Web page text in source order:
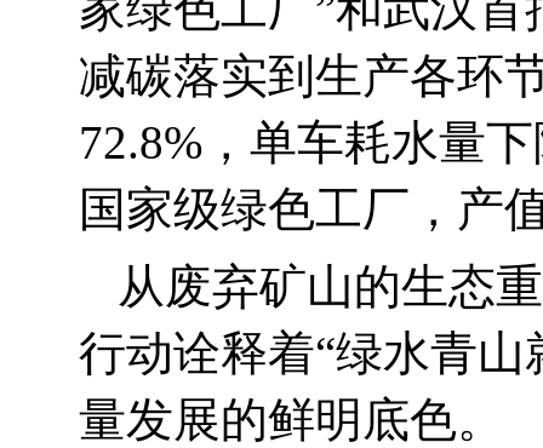
减碳落实到生产各环
72.8% ，单车耗水量
国家级绿色工厂，产
从废弃矿山的生态
行动诠释着“绿水青
量发展的鲜明底色。